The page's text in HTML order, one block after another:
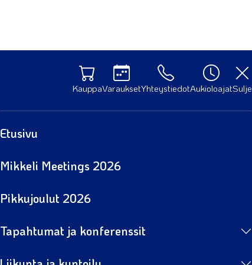
KauppaVarauksetYhteystiedotAukioloajatSulje
Etusivu
Mikkeli Meetings 2026
Pikkujoulut 2026
Tapahtumat ja konferenssit